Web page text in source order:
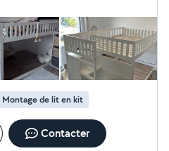
Montage de lit en kit
Contacter